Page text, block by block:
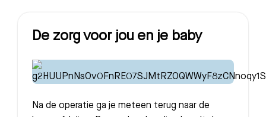
De zorg voor jou en je baby
Na de operatie ga je meteen terug naar de